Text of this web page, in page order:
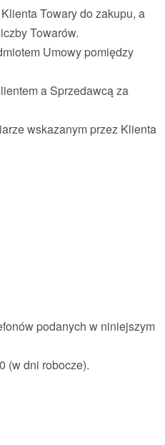
Towary do zakupu, a
Towarów.
Umowy pomiędzy
a Sprzedawcą za
wskazanym przez Klienta
podanych w niniejszym
(w dni robocze).